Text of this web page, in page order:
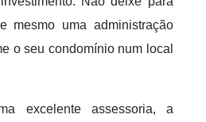
mesmo uma administração
o seu condomínio num local
excelente assessoria, a